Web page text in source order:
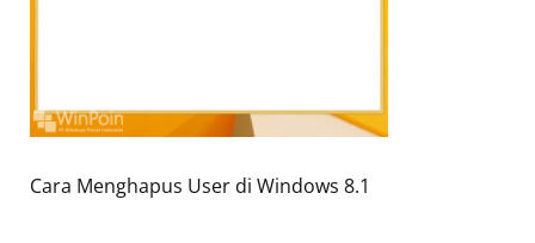
Cara Menghapus User di Windows 8.1